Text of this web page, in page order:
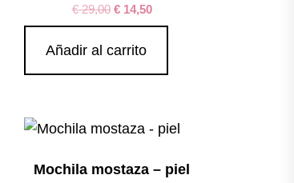
€29,00 €14,50
Añadir al carrito
Mochila mostaza – piel